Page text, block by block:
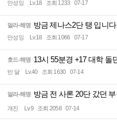
만성잉 Lv.18 조회 1233 07-17
얼라-해명 방금 제나스2단 탱 입니다.
만성잉 Lv.18 조회 1066 07-17
호드-해명 13시 55분경 +17 대학 돌
반 달 Lv.40 조회 1630 07-14
얼라-해명 방금 전 사론 20단 갔던
개진 Lv.9 조회 2058 07-14